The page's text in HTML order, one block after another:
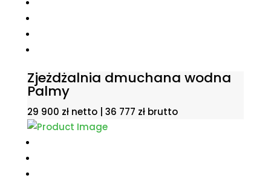
Zjeżdżalnia dmuchana wodna
Palmy
29 900 zł netto | 36 777 złbrutto